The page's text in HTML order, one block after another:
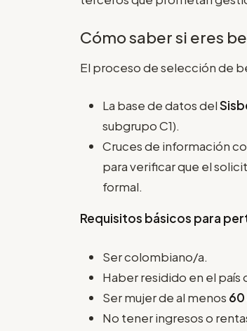
Cómo saber si eres
El proceso de selección de
La base de datos del
subgrupo C1).
Cruces de información
para verificar que el
formal.
Requisitos básicos para
Ser colombiano/a.
Haber residido en el país
Ser mujer de al menos 60
No tener ingresos o